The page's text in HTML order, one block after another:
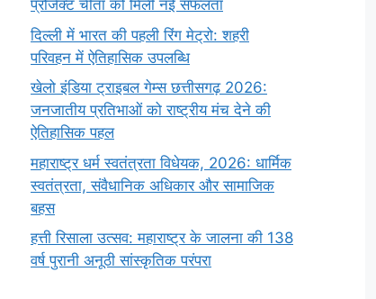
प्रोजेक्ट चीता को मिली नई सफलता
दिल्ली में भारत की पहली रिंग मेट्रो: शहरी
परिवहन में ऐतिहासिक उपलब्धि
खेलो इंडिया ट्राइबल गेम्स छत्तीसगढ़ 2026:
जनजातीय प्रतिभाओं को राष्ट्रीय मंच देने की
ऐतिहासिक पहल
महाराष्ट्र धर्म स्वतंत्रता विधेयक, 2026: धार्मिक
स्वतंत्रता, संवैधानिक अधिकार और सामाजिक
बहस
हत्ती रिसाला उत्सव: महाराष्ट्र के जालना की 138
वर्ष पुरानी अनूठी सांस्कृतिक परंपरा